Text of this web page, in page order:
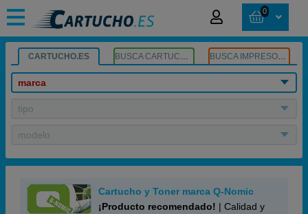
0
CARTUCHO.ES BUSCA CARTUCHOS BUSCA IMPRESORA
marca
tipo
modelo
Cartucho y Toner marca Q-Nomic
¡Producto recomendado! | Calidad y